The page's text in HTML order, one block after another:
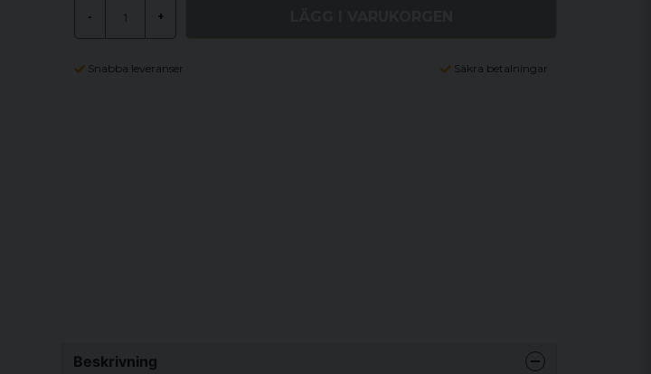
- +
Snabba leveranser Säkra betalningar
Beskrivning